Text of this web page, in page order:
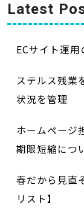
Latest
ECサイト運
ステルス残
状況を管理
ホームペー
期限短縮につ
春だから見直
リスト】